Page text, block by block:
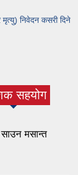
मृत्यु) निवेदन कसरी दिने
सहयोग
tab)
मसान्त